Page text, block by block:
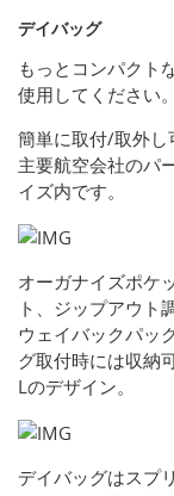
デイバッグ
もっとコンパクト
使用してください。
簡単に取付/取外
主要航空会社のパ
イズ内です。
オーガナイズポケ
ト、ジップアウト
ウェイバックパッ
グ取付時には収納
Lのデザイン。
デイバッグはスプ